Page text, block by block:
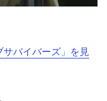
バイバーズ」を見